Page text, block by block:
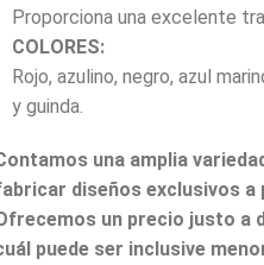
Proporciona una excelente
COLORES:
Rojo, azulino, negro, azul
y guinda.
una amplia
diseños exclusivos a
un precio justo a
puede ser inclusive